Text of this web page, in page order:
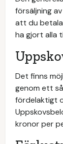
försäljning
att du
ha gjort alla
Det finns
genom ett
fördelaktigt
kronor per